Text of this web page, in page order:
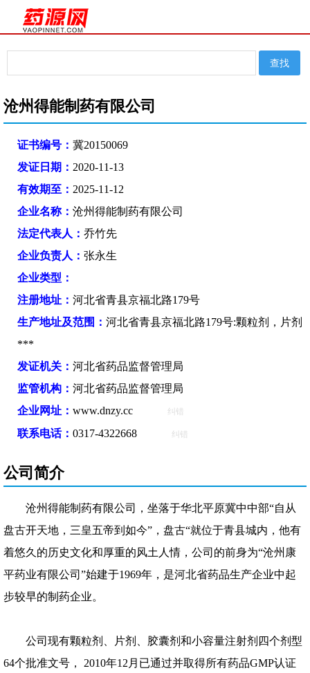
沧州得能制药有限公司
证书编号： 冀20150069
发证日期： 2020-11-13
有效期至： 2025-11-12
企业名称： 沧州得能制药有限公司
法定代表人： 乔竹先
企业负责人： 张永生
企业类型：
注册地址： 河北省青县京福北路179号
生产地址及范围： 河北省青县京福北路179号:颗粒剂，片剂
***
发证机关： 河北省药品监督管理局
监管机构： 河北省药品监督管理局
企业网址： www.dnzy.cc 纠错
联系电话： 0317-4322668 纠错
公司简介
沧州得能制药有限公司，坐落于华北平原冀中中部“自从
盘古开天地，三皇五帝到如今”，盘古“就位于青县城内，他有
着悠久的历史文化和厚重的风土人情，公司的前身为“沧州康
平药业有限公司”始建于1969年，是河北省药品生产企业中起
步较早的制药企业。
公司现有颗粒剂、片剂、胶囊剂和小容量注射剂四个剂型
64个批准文号， 2010年12月已通过并取得所有药品GMP认证